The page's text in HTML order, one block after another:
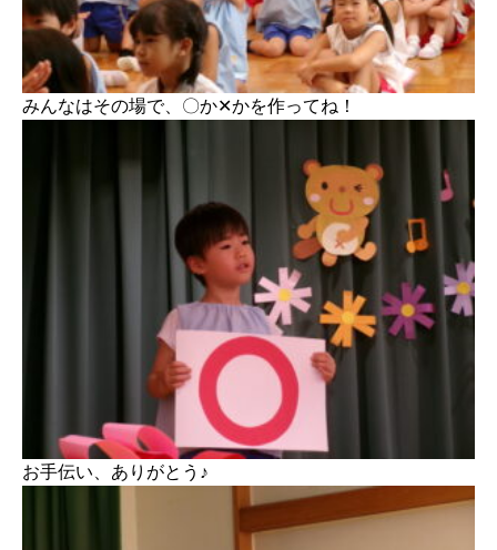
みんなはその場で、〇か✕かを作ってね！
お手伝い、ありがとう♪